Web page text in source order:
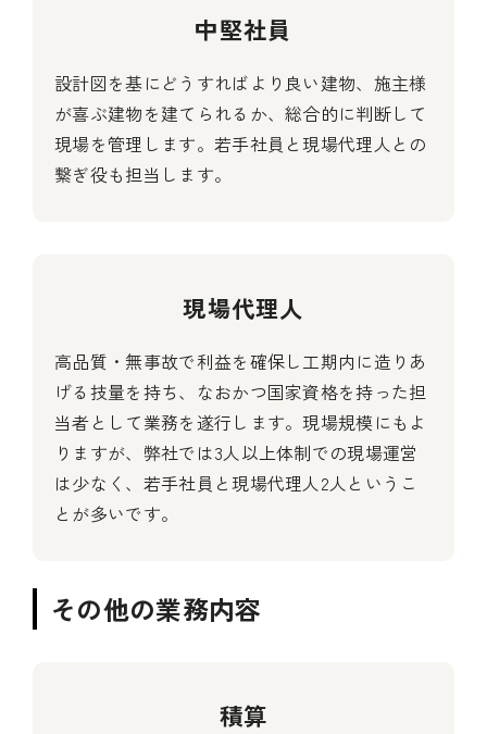
中堅社員
設計図を基にどうすればより良い建物、施主様
が喜ぶ建物を建てられるか、総合的に判断して
現場を管理します。若手社員と現場代理人との
繋ぎ役も担当します。
現場代理人
高品質・無事故で利益を確保し工期内に造りあ
げる技量を持ち、なおかつ国家資格を持った担
当者として業務を遂行します。現場規模にもよ
りますが、弊社では3人以上体制での現場運営
は少なく、若手社員と現場代理人2人というこ
とが多いです。
その他の業務内容
積算